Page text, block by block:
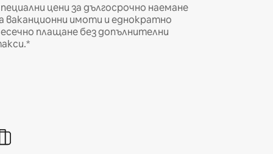
цени за дългосрочно наемане
ваканционни имоти и еднократно
плащане без допълнителни